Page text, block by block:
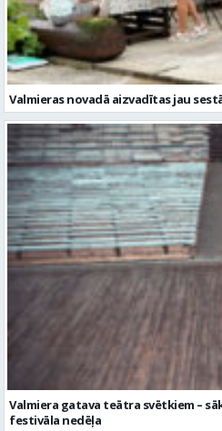
Valmieras novadā aizvadītas jau
Valmiera gatava teātra svētkiem –
festivāla nedēļa